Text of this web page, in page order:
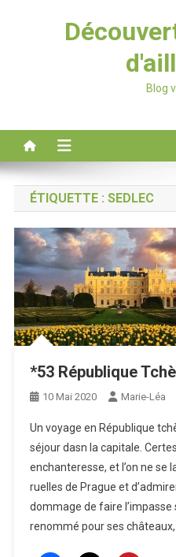
Blog
ÉTIQUETTE : SEDLEC
*53 République
10 Mai 2020 Marie-Léa
Un voyage en République
séjour dasn la capitale.
enchanteresse, et l’on ne se
ruelles de Prague et
dommage de faire l’impasse
renommé pour ses châteaux,